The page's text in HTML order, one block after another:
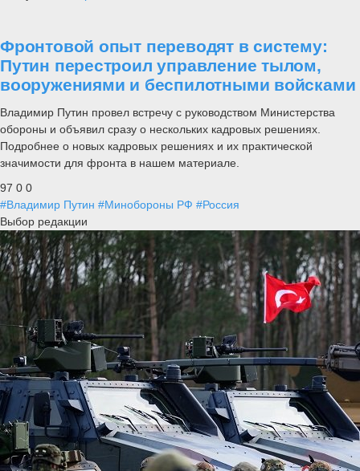
Фронтовой опыт переводят в систему:
Путин перестроил управление тылом,
вооружениями и беспилотными войсками
Владимир Путин провел встречу с руководством Министерства
обороны и объявил сразу о нескольких кадровых решениях.
Подробнее о новых кадровых решениях и их практической
значимости для фронта в нашем материале.
97 0 0
#Владимир Путин #Минобороны РФ #Россия
Выбор редакции